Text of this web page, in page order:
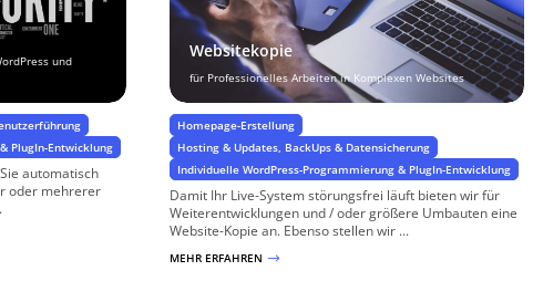
und
PlugIn-Entwicklung
automatisch
oder mehrerer
Websitekopie
für Professionelles Arbeiten in Komplexen Websites
Homepage-Erstellung
Hosting & Updates, BackUps & Datensicherung
Individuelle WordPress-Programmierung & PlugIn-Entwicklung
Damit Ihr Live-System störungsfrei läuft bieten wir für
Weiterentwicklungen und / oder größere Umbauten eine
Website-Kopie an. Ebenso stellen wir ...
MEHR ERFAHREN $